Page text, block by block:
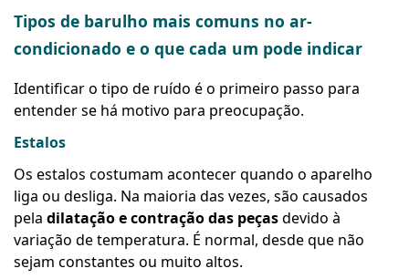
Tipos de barulho mais comuns no ar-
condicionado e o que cada um pode indicar
Identificar o tipo de ruído é o primeiro passo para
entender se há motivo para preocupação.
Estalos
Os estalos costumam acontecer quando o aparelho
liga ou desliga. Na maioria das vezes, são causados
pela dilatação e contração das peçasdevido à
variação de temperatura. É normal, desde que não
sejam constantes ou muito altos.